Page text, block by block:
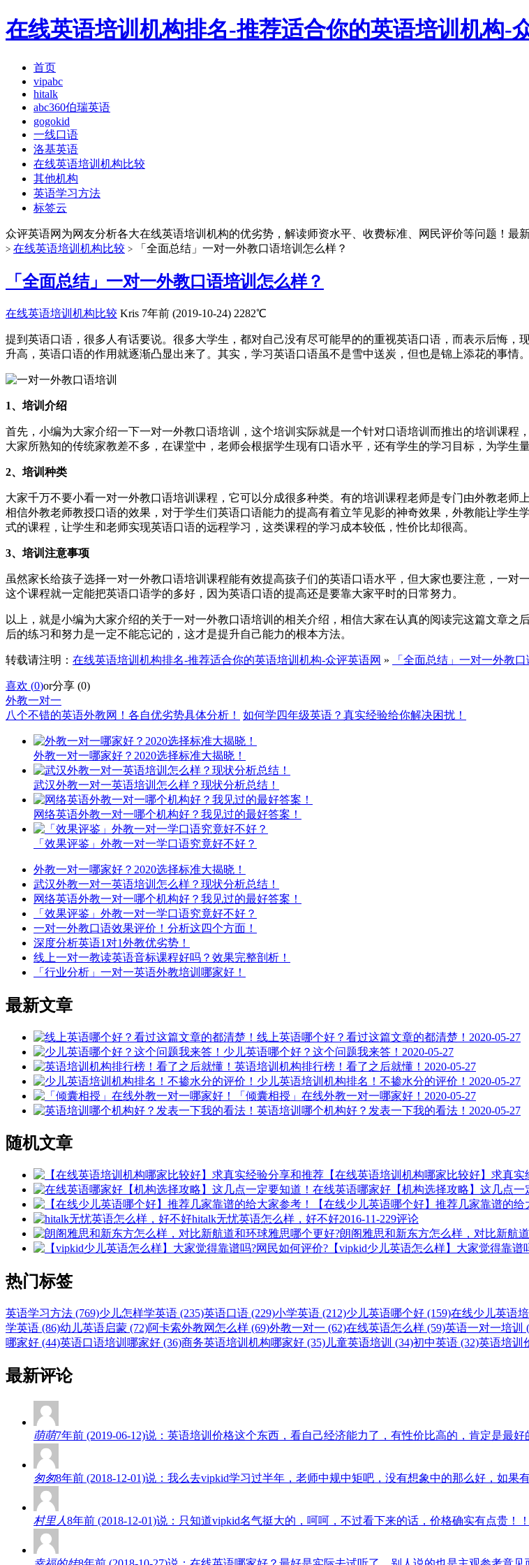
在线英语培训机构排名-推荐适合你的英语培训机构-
首页
vipabc
hitalk
abc360伯瑞英语
gogokid
一线口语
洛基英语
在线英语培训机构比较
其他机构
英语学习方法
标签云
众评英语网为网友分析各大在线英语培训机构的优劣势，解读师资水平、收费标准、网民评价等问题！最
> 在线英语培训机构比较 > 「全面总结」一对一外教口语培训怎么样？
「全面总结」一对一外教口语培训怎么样？
在线英语培训机构比较 Kris 7年前 (2019-10-24) 2282℃
提到英语口语，很多人有话要说。很多大学生，都对自己没有尽可能早的的重视英语口语，而表示后悔
升高，英语口语的作用就逐渐凸显出来了。其实，学习英语口语虽不是雪中送炭，但也是锦上添花的事情
1、培训介绍
首先，小编为大家介绍一下一对一外教口语培训，这个培训实际就是一个针对口语培训而推出的培训课
大家所熟知的传统家教差不多，在课堂中，老师会根据学生现有口语水平，还有学生的学习目标，为学生
2、培训种类
大家千万不要小看一对一外教口语培训课程，它可以分成很多种类。有的培训课程老师是专门由外教老
相信外教老师教授口语的效果，对于学生们英语口语能力的提高有着立竿见影的神奇效果，外教能让学
式的课程，让学生和老师实现英语口语的远程学习，这类课程的学习成本较低，性价比却很高。
3、培训注意事项
虽然家长给孩子选择一对一外教口语培训课程能有效提高孩子们的英语口语水平，但大家也要注意，一
这个课程就一定能把英语口语学的多好，因为英语口语的提高还是要靠大家平时的日常努力。
以上，就是小编为大家介绍的关于一对一外教口语培训的相关介绍，相信大家在认真的阅读完这篇文章
后的练习和努力是一定不能忘记的，这才是提升自己能力的根本方法。
转载请注明： 在线英语培训机构排名-推荐适合你的英语培训机构-众评英语网 » 「全面总结」一对一外教
喜欢 (0)or分享 (0)
外教一对一
八个不错的英语外教网！各自优劣势具体分析！
如何学四年级英语？真实经验给你解决困扰！
外教一对一哪家好？2020选择标准大揭晓！
武汉外教一对一英语培训怎么样？现状分析总结！
网络英语外教一对一哪个机构好？我见过的最好答案！
「效果评鉴」外教一对一学口语究竟好不好？
外教一对一哪家好？2020选择标准大揭晓！
武汉外教一对一英语培训怎么样？现状分析总结！
网络英语外教一对一哪个机构好？我见过的最好答案！
「效果评鉴」外教一对一学口语究竟好不好？
一对一外教口语效果评价！分析这四个方面！
深度分析英语1对1外教优劣势！
线上一对一教读英语音标课程好吗？效果完整剖析！
「行业分析」一对一英语外教培训哪家好！
最新文章
线上英语哪个好？看过这篇文章的都清楚！ 2020-05-27
少儿英语哪个好？这个问题我来答！ 2020-05-27
英语培训机构排行榜！看了之后就懂！ 2020-05-27
少儿英语培训机构排名！不掺水分的评价！ 2020-05-27
「倾囊相授」在线外教一对一哪家好！ 2020-05-27
英语培训哪个机构好？发表一下我的看法！ 2020-05-27
随机文章
【在线英语培训机构哪家比较好】求真
在线英语哪家好【机构选择攻略】这几点一
【在线少儿英语哪个好】推荐几家靠谱的给
hitalk无忧英语怎么样，好不好2016-11-229评论
朗阁雅思和新东方怎么样，对比新航
【vipkid少儿英语怎么样】大家觉得靠谱
热门标签
英语学习方法 (769)少儿怎样学英语 (235)英语口语 (229)小学英语 (212)少儿英语哪个好 (159)在线少儿英语
学英语 (86)幼儿英语启蒙 (72)阿卡索外教网怎么样 (69)外教一对一 (62)在线英语怎么样 (59)英语一对一培训
哪家好 (44)英语口语培训哪家好 (36)商务英语培训机构哪家好 (35) 儿童英语培训 (34)初中英语 (32)英语培训
最新评论
萌萌7年前 (2019-06-12)说：英语培训价格这个东西，看自己经济能力了，有性价比高的，肯定是最好
匆匆8年前 (2018-12-01)说：我么去vipkid学习过半年，老师中规中矩吧，没有想象中的那么好，如果
村里人8年前 (2018-12-01)说：只知道vipkid名气挺大的，呵呵，不过看下来的话，价格确实有点贵！！